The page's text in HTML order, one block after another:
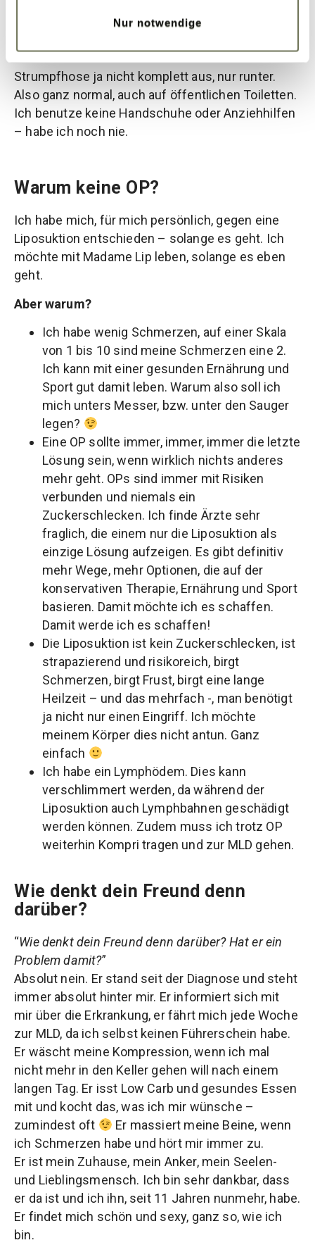
Nur notwendige
Strumpfhose ja nicht komplett aus, nur runter.
Also ganz normal, auch auf öffentlichen Toiletten.
Ich benutze keine Handschuhe oder Anziehhilfen
– habe ich noch nie.
Warum keine OP?
Ich habe mich, für mich persönlich, gegen eine
Liposuktion entschieden – solange es geht. Ich
möchte mit Madame Lip leben, solange es eben
geht.
Aber warum?
Ich habe wenig Schmerzen, auf einer Skala
von 1 bis 10 sind meine Schmerzen eine 2.
Ich kann mit einer gesunden Ernährung und
Sport gut damit leben. Warum also soll ich
mich unters Messer, bzw. unter den Sauger
legen?
Eine OP sollte immer, immer, immer die letzte
Lösung sein, wenn wirklich nichts anderes
mehr geht. OPs sind immer mit Risiken
verbunden und niemals ein
Zuckerschlecken. Ich finde Ärzte sehr
fraglich, die einem nur die Liposuktion als
einzige Lösung aufzeigen. Es gibt definitiv
mehr Wege, mehr Optionen, die auf der
konservativen Therapie, Ernährung und Sport
basieren. Damit möchte ich es schaffen.
Damit werde ich es schaffen!
Die Liposuktion ist kein Zuckerschlecken, ist
strapazierend und risikoreich, birgt
Schmerzen, birgt Frust, birgt eine lange
Heilzeit – und das mehrfach -, man benötigt
ja nicht nur einen Eingriff. Ich möchte
meinem Körper dies nicht antun. Ganz
einfach
Ich habe ein Lymphödem. Dies kann
verschlimmert werden, da während der
Liposuktion auch Lymphbahnen geschädigt
werden können. Zudem muss ich trotz OP
weiterhin Kompri tragen und zur MLD gehen.
Wie denkt dein Freund denn
darüber?
“Wie denkt dein Freund denn darüber? Hat er ein
Problem damit?”
Absolut nein. Er stand seit der Diagnose und steht
immer absolut hinter mir. Er informiert sich mit
mir über die Erkrankung, er fährt mich jede Woche
zur MLD, da ich selbst keinen Führerschein habe.
Er wäscht meine Kompression, wenn ich mal
nicht mehr in den Keller gehen will nach einem
langen Tag. Er isst Low Carb und gesundes Essen
mit und kocht das, was ich mir wünsche –
zumindest oft
Er massiert meine Beine, wenn
ich Schmerzen habe und hört mir immer zu.
Er ist mein Zuhause, mein Anker, mein Seelen-
und Lieblingsmensch. Ich bin sehr dankbar, dass
er da ist und ich ihn, seit 11 Jahren nunmehr, habe.
Er findet mich schön und sexy, ganz so, wie ich
bin.